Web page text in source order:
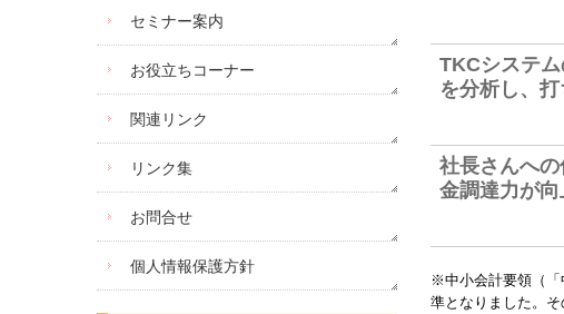
セミナー案内
お役立ちコーナー
関連リンク
リンク集
お問合せ
個人情報保護方針
TKCシステ
を分析し、打
社長さんへ
金調達力が向
※中小会計要領（「
準となりました。